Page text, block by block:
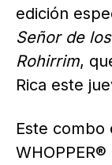
edición
Señor de
Rohirrim,
Rica este
Este combo